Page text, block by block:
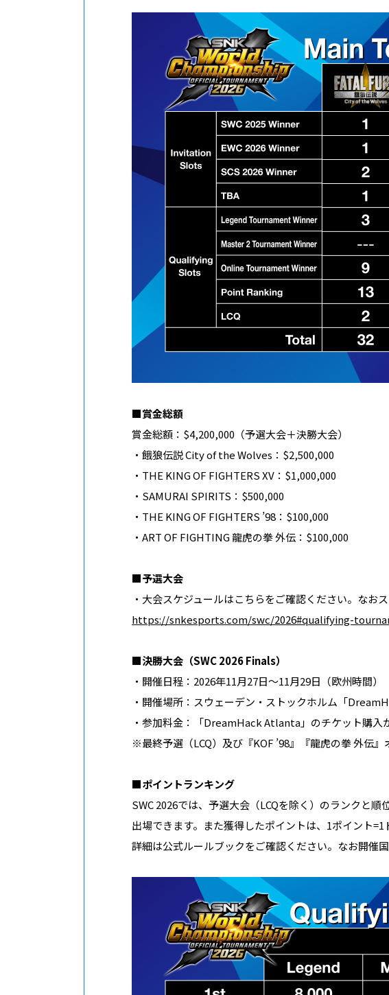
■賞金総額
賞金総額：$4,200,000（予選大会＋決勝大会）
・餓狼伝説 City of the Wolves：$2,500,000
・THE KING OF FIGHTERS XV：$1,000,000
・SAMURAI SPIRITS：$500,000
・THE KING OF FIGHTERS ’98：$100,000
・ART OF FIGHTING 龍虎の拳 外伝：$100,000
■予選大会
・大会スケジュールはこちらをご確認ください。なお
https://snkesports.com/swc/2026#qualifying-
■決勝大会（SWC 2026 Finals）
・開催日程：2026年11月27日～11月29日（欧州時間）
・開催場所：スウェーデン・ストックホルム「
・参加料金：「DreamHack Atlanta」のチケット購入
※最終予選（LCQ）及び『KOF ’98』『龍虎の拳 外伝
■ポイントランキング
SWC 2026では、予選大会（LCQを除く）のランクと
出場できます。また獲得したポイントは、1ポイント=1
詳細は公式ルールブックをご確認ください。なお開催